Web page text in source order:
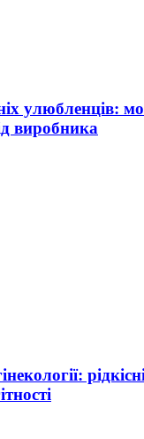
улюбленців:
виробника